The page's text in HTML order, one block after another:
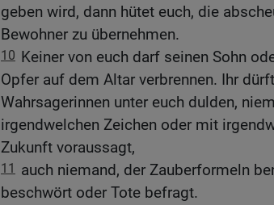
geben wird, dann hütet euch, die
Bewohner zu übernehmen.
10 Keiner von euch darf seinen Sohn
Opfer auf dem Altar verbrennen. Ihr
Wahrsagerinnen unter euch dulden,
irgendwelchen Zeichen oder mit
Zukunft voraussagt,
11
auch niemand, der Zauberformeln
beschwört oder Tote befragt.